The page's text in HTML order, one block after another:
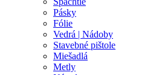
Pásky
Fólie
Vedrá | Nádoby
Stavebné pištole
Miešadlá
Metly